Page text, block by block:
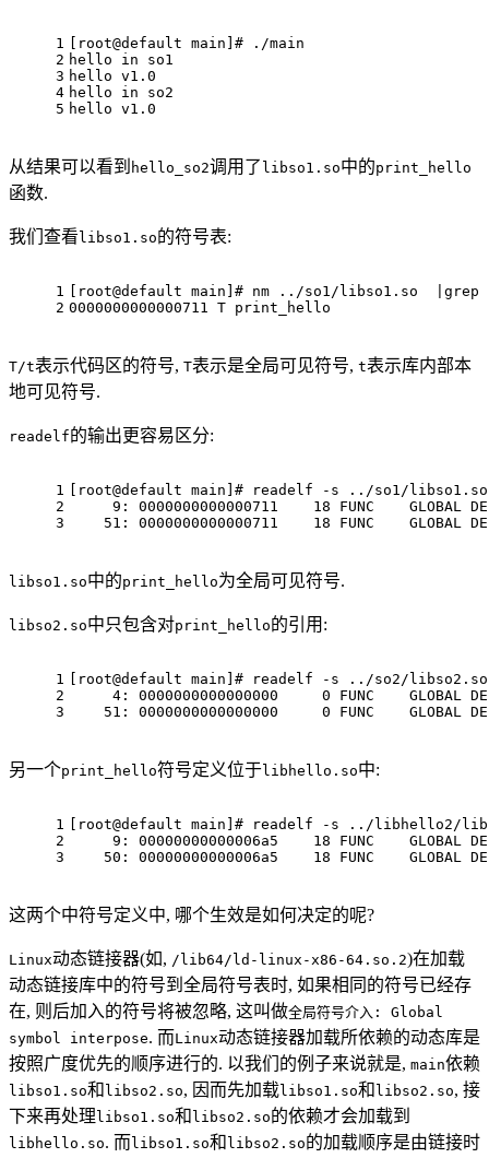
1
2
3
4
5
[root@default main] # ./main
hello in so1
hello v1.0
hello in so2
hello v1.0
从结果可以看到 hello_so2调用了 libso1.so中的print_hello
函数.
我们查看 libso1.so的符号表:
1
2
[root@default main] # nm ../so1/libso1.so  |grep
0000000000000711 T print_hello
T/t表示代码区的符号, T表示是全局可见符号, t表示库内部本
地可见符号.
readelf的输出更容易区分:
1
2
3
[root@default main] # readelf -s ../so1/
9: 0000000000000711    18 FUNC    GLOBAL
51: 0000000000000711    18 FUNC    GLOBAL
libso1.so中的print_hello为全局可见符号.
libso2.so中只包含对print_hello的引用:
1
2
3
[root@default main] # readelf -s ../so2/
4: 0000000000000000     0 FUNC    GLOBAL
51: 0000000000000000     0 FUNC    GLOBAL
另一个print_hello符号定义位于libhello.so中:
1
2
3
[root@default main] # readelf -s ../libhello2/
9: 00000000000006a5    18 FUNC    GLOBAL
50: 00000000000006a5    18 FUNC    GLOBAL
这两个中符号定义中, 哪个生效是如何决定的呢?
Linux动态链接器(如, /lib64/ld-linux-x86-64.so.2)在加载
动态链接库中的符号到全局符号表时, 如果相同的符号已经存
在, 则后加入的符号将被忽略, 这叫做全局符号介入: Global
symbol interpose. 而Linux动态链接器加载所依赖的动态库是
按照广度优先的顺序进行的. 以我们的例子来说就是, main依赖
libso1.so和 libso2.so, 因而先加载libso1.so和 libso2.so, 接
下来再处理 libso1.so和 libso2.so的依赖才会加载到
libhello.so. 而 libso1.so和 libso2.so的加载顺序是由链接时